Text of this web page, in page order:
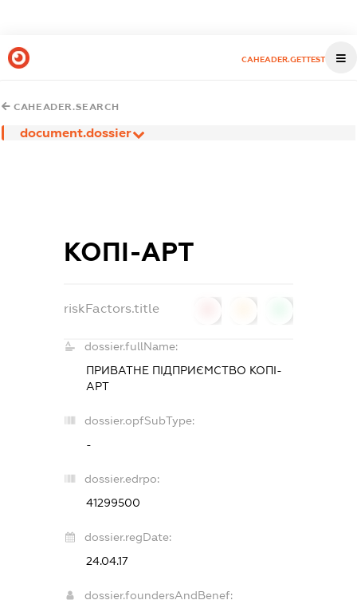
CAHEADER.GETTEST
CAHEADER.SEARCH
document.dossier
КОПІ-АРТ
riskFactors.title
dossier.fullName:
ПРИВАТНЕ ПІДПРИЄМСТВО КОПІ-
АРТ
dossier.opfSubType:
-
dossier.edrpo:
41299500
dossier.regDate:
24.04.17
dossier.foundersAndBenef: